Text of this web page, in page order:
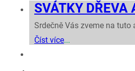
SVÁTKY DŘEVA
Srdečně Vás zveme na
Číst více...